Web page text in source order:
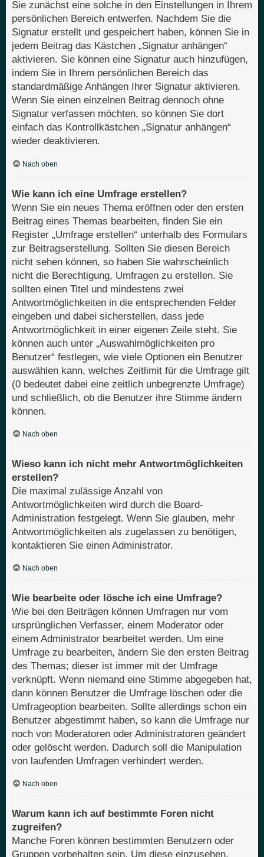
Sie zunächst eine solche in den Einstellungen in Ihrem
persönlichen Bereich entwerfen. Nachdem Sie die
Signatur erstellt und gespeichert haben, können Sie in
jedem Beitrag das Kästchen „Signatur anhängen“
aktivieren. Sie können eine Signatur auch hinzufügen,
indem Sie in Ihrem persönlichen Bereich das
standardmäßige Anhängen Ihrer Signatur aktivieren.
Wenn Sie einen einzelnen Beitrag dennoch ohne
Signatur verfassen möchten, so können Sie dort
einfach das Kontrollkästchen „Signatur anhängen“
wieder deaktivieren.
Nach oben
Wie kann ich eine Umfrage erstellen?
Wenn Sie ein neues Thema eröffnen oder den ersten
Beitrag eines Themas bearbeiten, finden Sie ein
Register „Umfrage erstellen“ unterhalb des Formulars
zur Beitragserstellung. Sollten Sie diesen Bereich
nicht sehen können, so haben Sie wahrscheinlich
nicht die Berechtigung, Umfragen zu erstellen. Sie
sollten einen Titel und mindestens zwei
Antwortmöglichkeiten in die entsprechenden Felder
eingeben und dabei sicherstellen, dass jede
Antwortmöglichkeit in einer eigenen Zeile steht. Sie
können auch unter „Auswahlmöglichkeiten pro
Benutzer“ festlegen, wie viele Optionen ein Benutzer
auswählen kann, welches Zeitlimit für die Umfrage gilt
(0 bedeutet dabei eine zeitlich unbegrenzte Umfrage)
und schließlich, ob die Benutzer ihre Stimme ändern
können.
Nach oben
Wieso kann ich nicht mehr Antwortmöglichkeiten
erstellen?
Die maximal zulässige Anzahl von
Antwortmöglichkeiten wird durch die Board-
Administration festgelegt. Wenn Sie glauben, mehr
Antwortmöglichkeiten als zugelassen zu benötigen,
kontaktieren Sie einen Administrator.
Nach oben
Wie bearbeite oder lösche ich eine Umfrage?
Wie bei den Beiträgen können Umfragen nur vom
ursprünglichen Verfasser, einem Moderator oder
einem Administrator bearbeitet werden. Um eine
Umfrage zu bearbeiten, ändern Sie den ersten Beitrag
des Themas; dieser ist immer mit der Umfrage
verknüpft. Wenn niemand eine Stimme abgegeben hat,
dann können Benutzer die Umfrage löschen oder die
Umfrageoption bearbeiten. Sollte allerdings schon ein
Benutzer abgestimmt haben, so kann die Umfrage nur
noch von Moderatoren oder Administratoren geändert
oder gelöscht werden. Dadurch soll die Manipulation
von laufenden Umfragen verhindert werden.
Nach oben
Warum kann ich auf bestimmte Foren nicht
zugreifen?
Manche Foren können bestimmten Benutzern oder
Gruppen vorbehalten sein. Um diese einzusehen,